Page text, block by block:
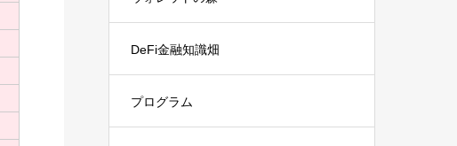
DeFi金融知識畑
プログラム